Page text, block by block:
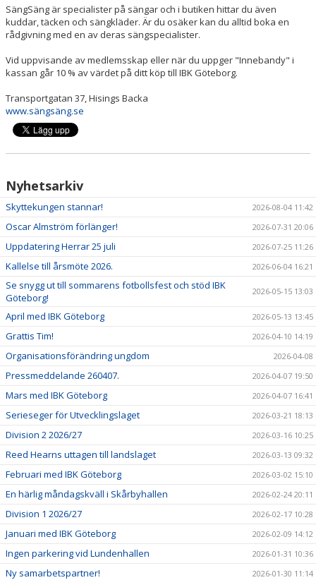
KALENDER
SPORTRÅD
SOCIALT RÅD
SängSäng är specialister på sängar och i butiken hittar du även
kuddar, täcken och sängkläder. Är du osäker kan du alltid boka en
rådgivning med en av deras sängspecialister.
Vid uppvisande av medlemsskap eller när du uppger "Innebandy" i
kassan går 10 % av värdet på ditt köp till IBK Göteborg.
Transportgatan 37, Hisings Backa
www.sängsäng.se
Nyhetsarkiv
Skyttekungen stannar! 2026-08-04 11:42
Oscar Almström förlänger! 2026-07-31 20:06
Uppdatering Herrar 25 juli 2026-07-25 11:26
Kallelse till årsmöte 2026. 2026-06-04 16:21
Se snygg ut till sommarens fotbollsfest och stöd IBK
Göteborg!
2026-05-15 13:03
April med IBK Göteborg 2026-05-13 13:45
Grattis Tim! 2026-04-10 14:19
Organisationsförändring ungdom 2026-04-08
Pressmeddelande 260407. 2026-04-07 19:50
Mars med IBK Göteborg 2026-04-07 16:41
Serieseger för Utvecklingslaget 2026-03-21 18:13
Division 2 2026/27 2026-03-16 10:25
Reed Hearns uttagen till landslaget 2026-03-13 09:32
Februari med IBK Göteborg 2026-03-02 15:10
En härlig måndagskväll i Skårbyhallen 2026-02-24 20:11
Division 1 2026/27 2026-02-17 10:28
Januari med IBK Göteborg 2026-02-09 14:12
Ingen parkering vid Lundenhallen 2026-01-31 10:36
Ny samarbetspartner! 2026-01-30 11:14